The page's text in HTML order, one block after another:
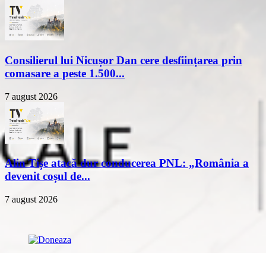
Consilierul lui Nicușor Dan cere desființarea prin
comasare a peste 1.500...
7 august 2026
Alin Tișe atacă dur conducerea PNL: „România a
devenit coșul de...
7 august 2026